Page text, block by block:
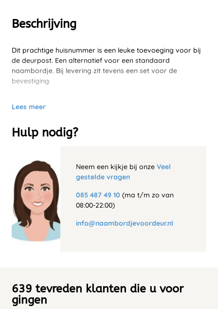
Beschrijving
Dit prachtige huisnummer is een leuke toevoeging voor bij
de deurpost. Een alternatief voor een standaard
naambordje. Bij levering zit tevens een set voor de
bevestiging.
Lees meer
Hulp nodig?
Neem een kijkje bij onze Veel
gestelde vragen
085 487 49 10 (ma t/m zo van
08:00-22:00)
info@naambordjevoordeur.nl
639 tevreden klanten die u voor
gingen